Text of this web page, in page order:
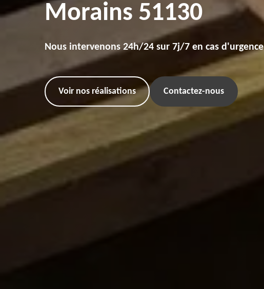
Morains 51130
Nous intervenons 24h/24 sur 7j/7 en cas d'urgence
Voir nos réalisations Contactez-nous